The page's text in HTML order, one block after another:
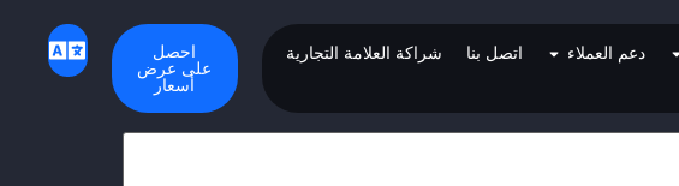
دعم العملاء اتصل بنا شراكة العلامة التجارية احصل
على عرض
أسعار